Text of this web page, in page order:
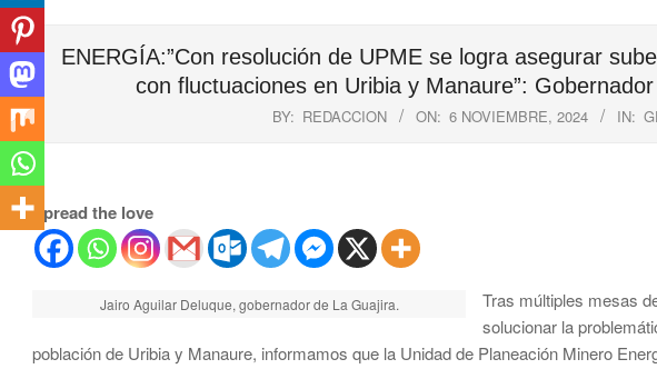
ENERGÍA:”Con resolución de UPME se logra asegurar
con fluctuaciones en Uribia y Manaure”:
BY: REDACCION ON: 6 NOVIEMBRE, 2024 IN:
Spread the love
Jairo Aguilar Deluque, gobernador de La Guajira.
Tras múltiples mesas
solucionar la
población de Uribia y Manaure, informamos que la Unidad de Planeación Minero